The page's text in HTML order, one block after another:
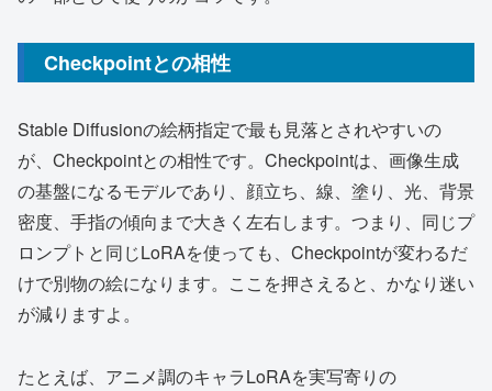
Checkpointとの相性
Stable Diffusionの絵柄指定で最も見落とされやすいの
が、Checkpointとの相性です。Checkpointは、画像生成
の基盤になるモデルであり、顔立ち、線、塗り、光、背景
密度、手指の傾向まで大きく左右します。つまり、同じプ
ロンプトと同じLoRAを使っても、Checkpointが変わるだ
けで別物の絵になります。ここを押さえると、かなり迷い
が減りますよ。
たとえば、アニメ調のキャラLoRAを実写寄りの